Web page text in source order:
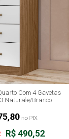
Com 4 Gavetas
Naturale/Branco
R$ 490,52
no PIX